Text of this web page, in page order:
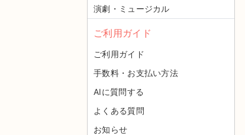
演劇・ミュージカル
ご利用ガイド
ご利用ガイド
手数料・お支払い方法
AIに質問する
よくある質問
お知らせ